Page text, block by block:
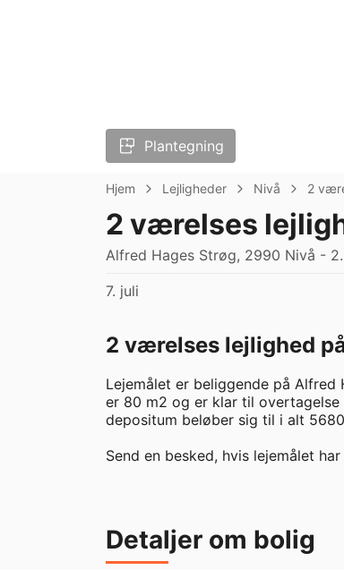
Plantegning
Hjem Lejligheder Nivå 2
2 værelses
Alfred Hages Strøg, 2990 Nivå -
7. juli
2 værelses lejlighed
Lejemålet er beliggende på
er 80 m2 og er klar til overtagelse
depositum beløber sig til i alt
Send en besked, hvis lejemålet
Detaljer om bolig